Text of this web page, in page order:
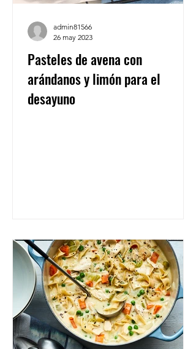
Pasteles de avena con
arándanos y limón para el
desayuno
admin81566
26 may 2023